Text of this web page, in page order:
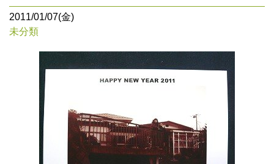
2011/01/07(金)
未分類